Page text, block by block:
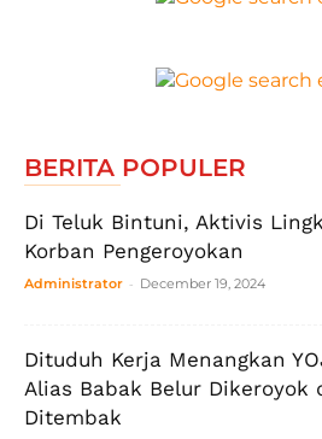
BERITA POPULER
Di Teluk Bintuni, Aktivis
Korban Pengeroyokan
Administrator - December 19, 2024
Dituduh Kerja Menangkan
Alias Babak Belur Dikeroyok
Ditembak